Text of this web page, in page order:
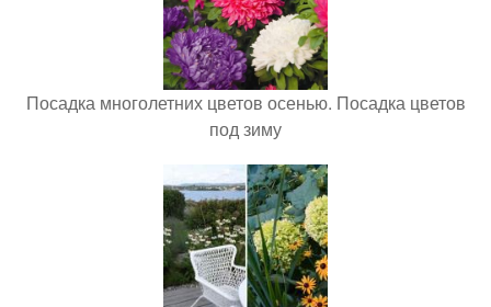
Посадка многолетних цветов осенью. Посадка цветов
под зиму